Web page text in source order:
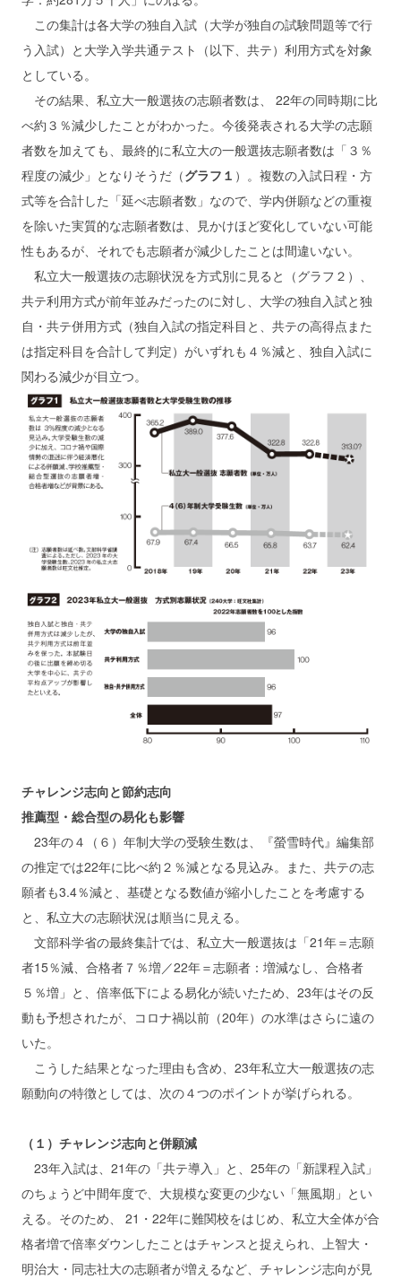
この集計は各大学の独自入試（大学が独自の試験問題等で行
う入試）と大学入学共通テスト（以下、共テ）利用方式を対象
としている。
その結果、私立大一般選抜の志願者数は、 22年の同時期に比
べ約３％減少したことがわかった。今後発表される大学の志願
者数を加えても、最終的に私立大の一般選抜志願者数は「３％
程度の減少」となりそうだ（グラフ１ ）。複数の入試日程・方
式等を合計した「延べ志願者数」なので、学内併願などの重複
を除いた実質的な志願者数は、見かけほど変化していない可能
性もあるが、それでも志願者が減少したことは間違いない。
私立大一般選抜の志願状況を方式別に見ると（グラフ２）、
共テ利用方式が前年並みだったのに対し、大学の独自入試と独
自・共テ併用方式（独自入試の指定科目と、共テの高得点また
は指定科目を合計して判定）がいずれも４％減と、独自入試に
関わる減少が目立つ。
チャレンジ志向と節約志向
推薦型・総合型の易化も影響
23年の４（６）年制大学の受験生数は、『螢雪時代』編集部
の推定では22年に比べ約２％減となる見込み。また、共テの志
願者も3.4％減と、基礎となる数値が縮小したことを考慮する
と、私立大の志願状況は順当に見える。
文部科学省の最終集計では、私立大一般選抜は「21年＝志願
者15％減、合格者７％増／22年＝志願者：増減なし、合格者
５％増」と、倍率低下による易化が続いたため、23年はその反
動も予想されたが、コロナ禍以前（20年）の水準はさらに遠の
いた。
こうした結果となった理由も含め、23年私立大一般選抜の志
願動向の特徴としては、次の４つのポイントが挙げられる。
（１）チャレンジ志向と併願減
23年入試は、21年の「共テ導入」と、25年の「新課程入試」
のちょうど中間年度で、大規模な変更の少ない「無風期」とい
える。そのため、 21・22年に難関校をはじめ、私立大全体が合
格者増で倍率ダウンしたことはチャンスと捉えられ、上智大・
明治大・同志社大の志願者が増えるなど、チャレンジ志向が見